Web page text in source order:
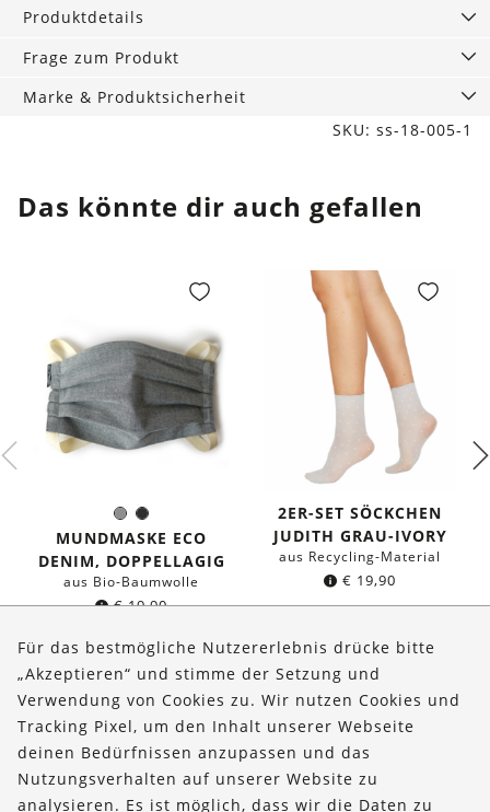
20
Menge
Produktdetails
Frage zum Produkt
Marke & Produktsicherheit
SKU: ss-18-005-1
Das könnte dir auch gefallen
GrauSchwarz
Farbe:
MUNDMASKE ECO
DENIM, DOPPELLAGIG
aus Bio-Baumwolle
€19,90
2ER-SET SÖCKCHEN
JUDITH GRAU-IVORY
aus Recycling-Material
€ 19,90
Über uns
Bestellungen
Kontakt & Hilfe
Für das bestmögliche Nutzererlebnis drücke bitte
„Akzeptieren“ und stimme der Setzung und
Verwendung von Cookies zu. Wir nutzen Cookies und
Tracking Pixel, um den Inhalt unserer Webseite
deinen Bedürfnissen anzupassen und das
Nutzungsverhalten auf unserer Website zu
analysieren. Es ist möglich, dass wir die Daten zu